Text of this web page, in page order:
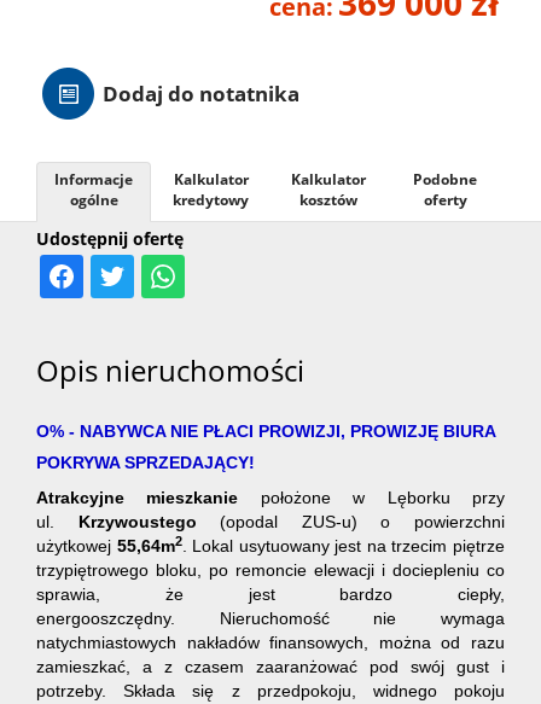
Hale
za
cena:
Dodaj do notatnika
Udostępnij ofertę
Informacje
ogólne
Kalkulator
kredytowy
Kalkulator
kosztów
Podobne
oferty
Opis nieruchomości
O% - NABYWCA NIE PŁACI PROWIZJI, PROWIZJĘ BIURA
POKRYWA SPRZEDAJĄCY!
Atrakcyjne mieszkanie położone w Lęborku przy
ul. Krzywoustego(opodal ZUS-u) o powierzchni
użytkowej 55,64m2. Lokal usytuowany jest na trzecim piętrze
trzypiętrowego bloku, po remoncie elewacji i dociepleniu co
sprawia, że jest bardzo ciepły,
energooszczędny. Nieruchomość nie wymaga
natychmiastowych nakładów finansowych, można od razu
zamieszkać, a z czasem zaaranżować pod swój gust i
potrzeby. Składa się z przedpokoju, widnego pokoju